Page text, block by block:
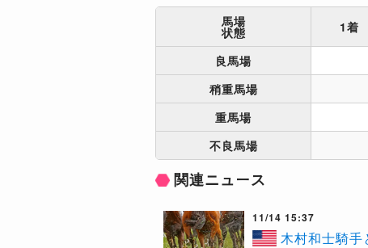
馬場
状態 1着
良馬場
稍重馬場
重馬場
不良馬場
関連ニュース
11/14 15:37
木村和士騎